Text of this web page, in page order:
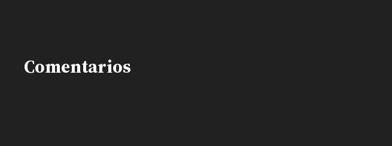
Comentarios